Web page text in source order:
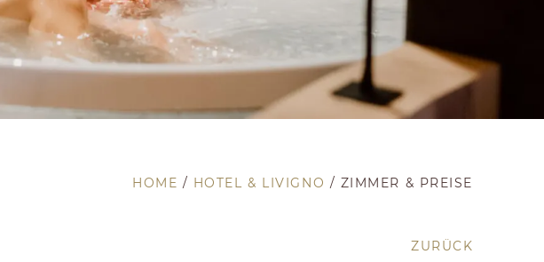
HOME / HOTEL & LIVIGNO / ZIMMER & PREISE
ZURÜCK